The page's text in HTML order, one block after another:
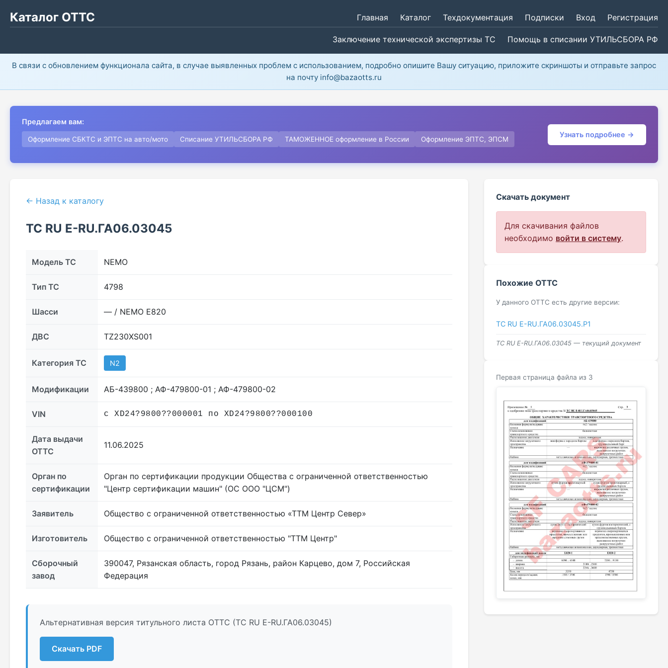
Каталог ОТТС Главная Каталог Техдокументация Подписки Вход Регистрация
Заключение технической экспертизы ТС Помощь в списании УТИЛЬСБОРА РФ
В связи с обновлением функционала сайта, в случае выявленных проблем с использованием, подробно опишите Вашу ситуацию, приложите скриншоты и отправьте запрос
на почту info@bazaotts.ru
Предлагаем вам:
Оформление СБКТС и ЭПТС на авто/мото Списание УТИЛЬСБОРА РФ ТАМОЖЕННОЕ оформление в России Оформление ЭПТС, ЭПСМ
Узнать подробнее →
← Назад к каталогу
ТС RU Е-RU.ГА06.03045
Модель ТС NEMO
Тип ТС 4798
Шасси — / NEMO E820
ДВС TZ230XS001
Категория ТС N2
Модификации АБ-439800 ; АФ-479800-01 ; АФ-479800-02
VIN с XD24?9800??000001 по XD24?9800??000100
Дата выдачи
ОТТС
11.06.2025
Орган по
сертификации
Орган по сертификации продукции Общества с ограниченной ответственностью
"Центр сертификации машин" (ОС ООО "ЦСМ")
Заявитель Общество с ограниченной ответственностью «ТТМ Центр Север»
Изготовитель Общество с ограниченной ответственностью "ТТМ Центр"
Сборочный
завод
390047, Рязанская область, город Рязань, район Карцево, дом 7, Российская
Федерация
Альтернативная версия титульного листа ОТТС (ТС RU Е-RU.ГА06.03045)
Скачать PDF
Скачать документ
Для скачивания файлов
необходимо войти в систему.
Похожие ОТТС
У данного ОТТС есть другие версии:
ТС RU Е-RU.ГА06.03045.Р1
ТС RU Е-RU.ГА06.03045 — текущий документ
Первая страница файла из 3